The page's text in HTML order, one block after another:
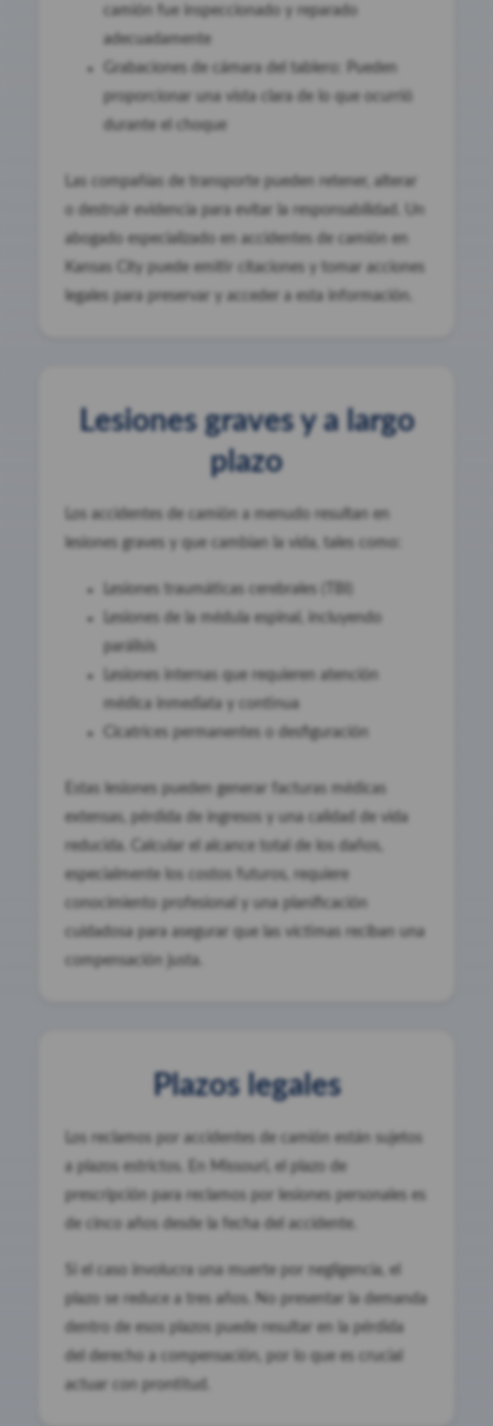
camión fue inspeccionado y reparado
adecuadamente
Grabaciones de cámara del tablero: Pueden
proporcionar una vista clara de lo que ocurrió
durante el choque
Las compañías de transporte pueden retener, alterar
o destruir evidencia para evitar la responsabilidad. Un
abogado especializado en accidentes de camión en
Kansas City puede emitir citaciones y tomar acciones
legales para preservar y acceder a esta información.
Lesiones graves y a largo
plazo
Los accidentes de camión a menudo resultan en
lesiones graves y que cambian la vida, tales como:
Lesiones traumáticas cerebrales (TBI)
Lesiones de la médula espinal, incluyendo
parálisis
Lesiones internas que requieren atención
médica inmediata y continua
Cicatrices permanentes o desfiguración
Estas lesiones pueden generar facturas médicas
extensas, pérdida de ingresos y una calidad de vida
reducida. Calcular el alcance total de los daños,
especialmente los costos futuros, requiere
conocimiento profesional y una planificación
cuidadosa para asegurar que las víctimas reciban una
compensación justa.
Plazos legales
Los reclamos por accidentes de camión están sujetos
a plazos estrictos. En Missouri, el plazo de
prescripción para reclamos por lesiones personales es
de cinco años desde la fecha del accidente.
Si el caso involucra una muerte por negligencia, el
plazo se reduce a tres años. No presentar la demanda
dentro de esos plazos puede resultar en la pérdida
del derecho a compensación, por lo que es crucial
actuar con prontitud.